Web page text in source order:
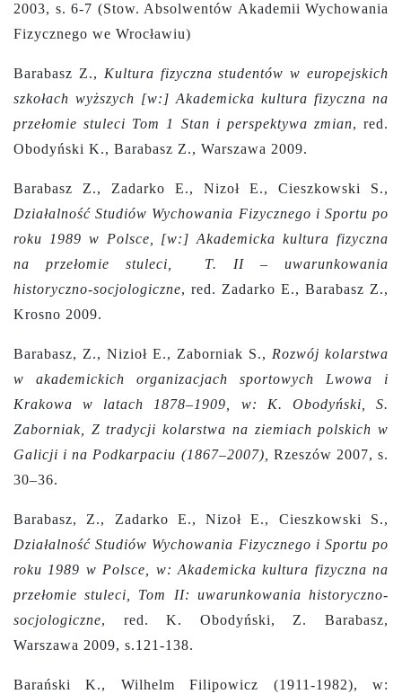
2003, s. 6-7 (Stow. Absolwentów Akademii Wychowania
Fizycznego we Wrocławiu)
Barabasz Z., Kultura fizyczna studentów w europejskich
szkołach wyższych [w:] Akademicka kultura fizyczna na
przełomie stuleci Tom 1 Stan i perspektywa zmian, red.
Obodyński K., Barabasz Z., Warszawa 2009.
Barabasz Z., Zadarko E., Nizoł E., Cieszkowski S.,
Działalność Studiów Wychowania Fizycznego i Sportu po
roku 1989 w Polsce, [w:] Akademicka kultura fizyczna
na przełomie stuleci, T. II – uwarunkowania
historyczno-socjologiczne, red. Zadarko E., Barabasz Z.,
Krosno 2009.
Barabasz, Z., Nizioł E., Zaborniak S., Rozwój kolarstwa
w akademickich organizacjach sportowych Lwowa i
Krakowa w latach 1878–1909, w: K. Obodyński, S.
Zaborniak, Z tradycji kolarstwa na ziemiach polskich w
Galicji i na Podkarpaciu (1867–2007),
Rzeszów 2007, s.
30–36.
Barabasz, Z., Zadarko E., Nizoł E., Cieszkowski S.,
Działalność Studiów Wychowania Fizycznego i Sportu po
roku 1989 w Polsce, w: Akademicka kultura fizyczna na
przełomie stuleci, Tom II: uwarunkowania historyczno-
socjologiczne,
red. K. Obodyński, Z. Barabasz,
Warszawa 2009, s.121-138.
Barański K., Wilhelm Filipowicz (1911-1982), w: